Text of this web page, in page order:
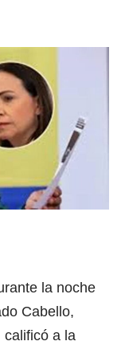
la noche
Cabello,
calificó a la